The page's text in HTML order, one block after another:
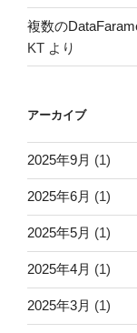
複数の
KT より
アーカイブ
2025年9月 (1)
2025年6月 (1)
2025年5月 (1)
2025年4月 (1)
2025年3月 (1)